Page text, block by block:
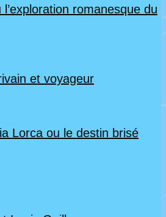
romanesque du
et voyageur
Lorca ou le destin brisé